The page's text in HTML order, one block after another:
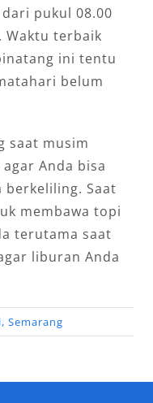
pukul 08.00
Waktu terbaik
ini tentu
belum
saat musim
Anda bisa
Saat
membawa topi
terutama saat
liburan Anda
, Semarang